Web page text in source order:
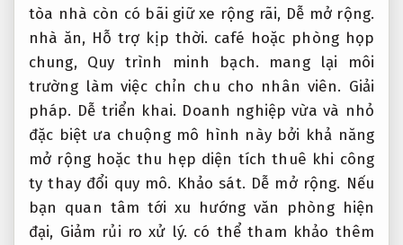
tòa nhà còn có bãi giữ xe rộng rãi, Dễ mở rộng.
nhà ăn, Hỗ trợ kịp thời. café hoặc phòng họp
chung, Quy trình minh bạch. mang lại môi
trường làm việc chỉn chu cho nhân viên. Giải
pháp. Dễ triển khai. Doanh nghiệp vừa và nhỏ
đặc biệt ưa chuộng mô hình này bởi khả năng
mở rộng hoặc thu hẹp diện tích thuê khi công
ty thay đổi quy mô. Khảo sát. Dễ mở rộng. Nếu
bạn quan tâm tới xu hướng văn phòng hiện
đại, Giảm rủi ro xử lý. có thể tham khảo thêm